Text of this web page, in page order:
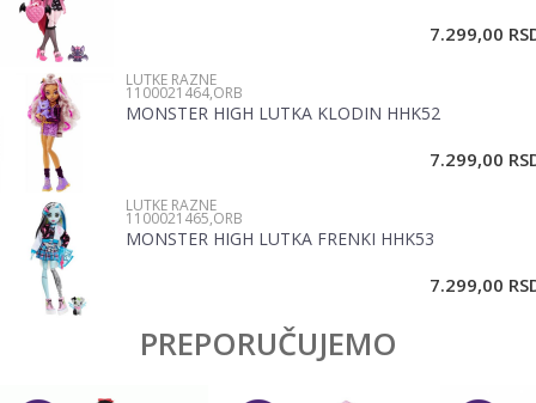
Poruka
7.299,00
LUTKE RAZNE
1100021464,ORB
MONSTER HIGH LUTKA KLODIN HHK52
7.299,00
LUTKE RAZNE
1100021465,ORB
MONSTER HIGH LUTKA FRENKI HHK53
7.299,00
PREPORUČUJEMO